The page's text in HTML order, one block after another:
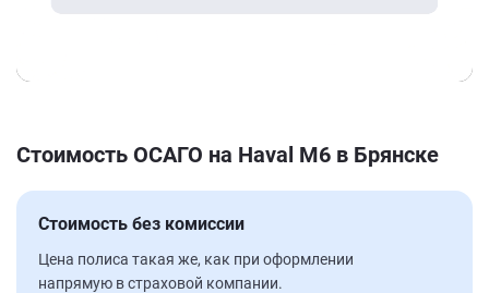
Стоимость ОСАГО на Haval M6 в Брянске
Стоимость без комиссии
Цена полиса такая же, как при оформлении
напрямую в страховой компании.